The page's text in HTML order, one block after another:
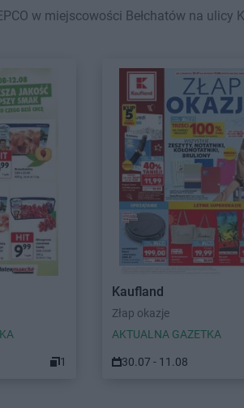
w miejscowości Bełchatów na
1
Kaufland
Złap okazje
AKTUALNA GAZETKA
30.07 - 11.08